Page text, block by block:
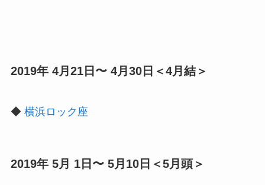
2019年 4月21日〜 4月30日＜4月結＞
◆ 横浜ロック座
2019年 5月 1日〜 5月10日＜5月頭＞